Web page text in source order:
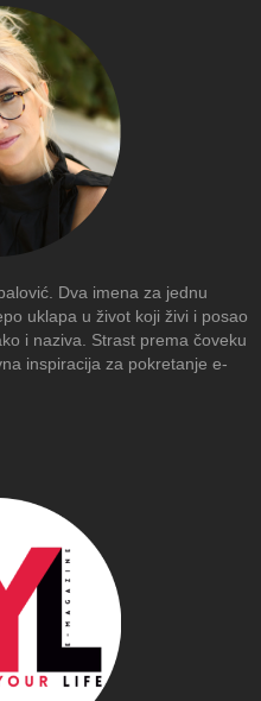
Dva imena za jednu
uklapa u život koji živi i posao
i naziva. Strast prema čoveku
inspiracija za pokretanje e-